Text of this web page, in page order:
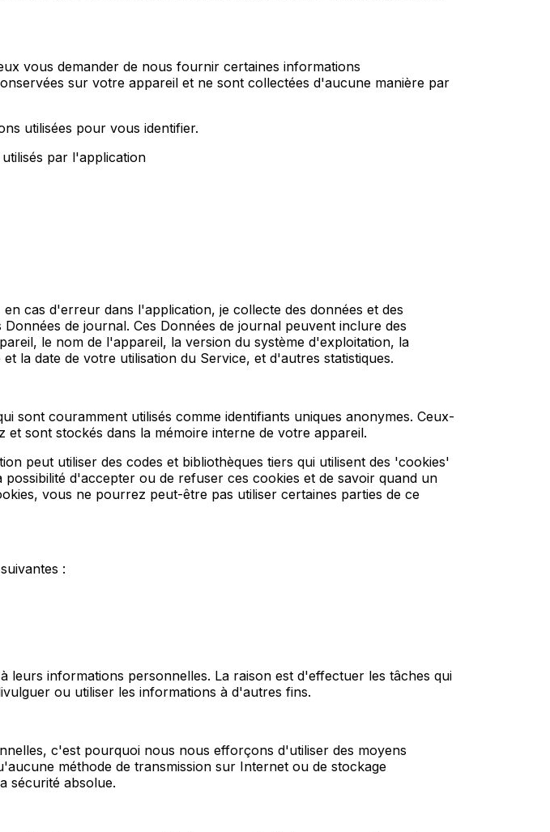
vous demander de nous fournir certaines informations
sur votre appareil et ne sont collectées d'aucune manière par
utilisées pour vous identifier.
par l'application
cas d'erreur dans l'application, je collecte des données et des
de journal. Ces Données de journal peuvent inclure des
le nom de l'appareil, la version du système d'exploitation, la
la date de votre utilisation du Service, et d'autres statistiques.
sont couramment utilisés comme identifiants uniques anonymes. Ceux-
sont stockés dans la mémoire interne de votre appareil.
peut utiliser des codes et bibliothèques tiers qui utilisent des 'cookies'
d'accepter ou de refuser ces cookies et de savoir quand un
vous ne pourrez peut-être pas utiliser certaines parties de ce
:
leurs informations personnelles. La raison est d'effectuer les tâches qui
ou utiliser les informations à d'autres fins.
c'est pourquoi nous nous efforçons d'utiliser des moyens
méthode de transmission sur Internet ou de stockage
sécurité absolue.